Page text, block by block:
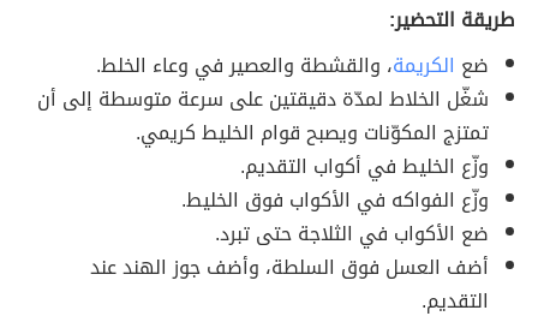
طريقة التحضير:
ضع الكريمة، والقشطة والعصير في وعاء الخلط.
شغّل الخلاط لمدّة دقيقتين على سرعة متوسطة إلى أن
تمتزج المكوّنات ويصبح قوام الخليط كريمي.
وزّع الخليط في أكواب التقديم.
وزّع الفواكه في الأكواب فوق الخليط.
ضع الأكواب في الثلاجة حتى تبرد.
أضف العسل فوق السلطة، وأضف جوز الهند عند
التقديم.